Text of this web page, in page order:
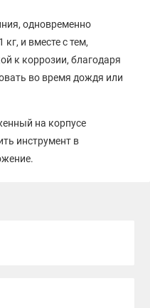
одновременно
кг, и вместе с тем,
к коррозии, благодаря
во время дождя или
на корпусе
инструмент в
основания аксессуара
высоте